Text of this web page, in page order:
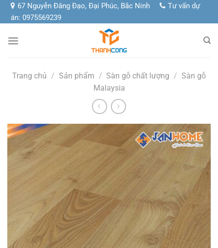
Chuyển
đến
dung
67 Nguyễn Đăng Đạo, Đại Phúc, Bắc Ninh
Tư vấn dự
án: 0975569239
Trang chủ / Sản phẩm / Sàn gỗ chất lượng / Sàn gỗ
Malaysia